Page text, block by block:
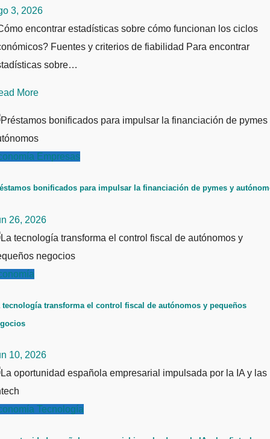
3, 2026
encontrar estadísticas sobre cómo funcionan los ciclos
Fuentes y criterios de fiabilidad Para encontrar
sobre…
More
Empresas
bonificados para impulsar la financiación de pymes y
26, 2026
tecnología transforma el control fiscal de autónomos y pequeños
10, 2026
Tecnología